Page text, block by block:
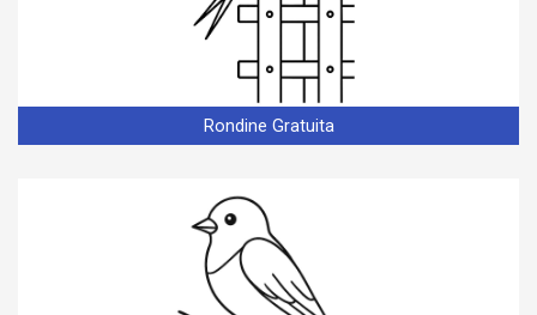
Rondine Gratuita